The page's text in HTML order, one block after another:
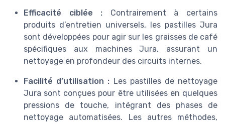
Efficacité ciblée : Contrairement à certains
produits d’entretien universels, les pastilles Jura
sont développées pour agir sur les graisses de café
spécifiques aux machines Jura, assurant un
nettoyage en profondeur des circuits internes.
Facilité d’utilisation : Les pastilles de nettoyage
Jura sont conçues pour être utilisées en quelques
pressions de touche, intégrant des phases de
nettoyage automatisées. Les autres méthodes,